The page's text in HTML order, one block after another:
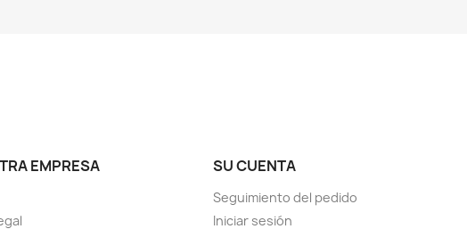
EMPRESA SU CUENTA
Seguimiento del pedido
Iniciar sesión